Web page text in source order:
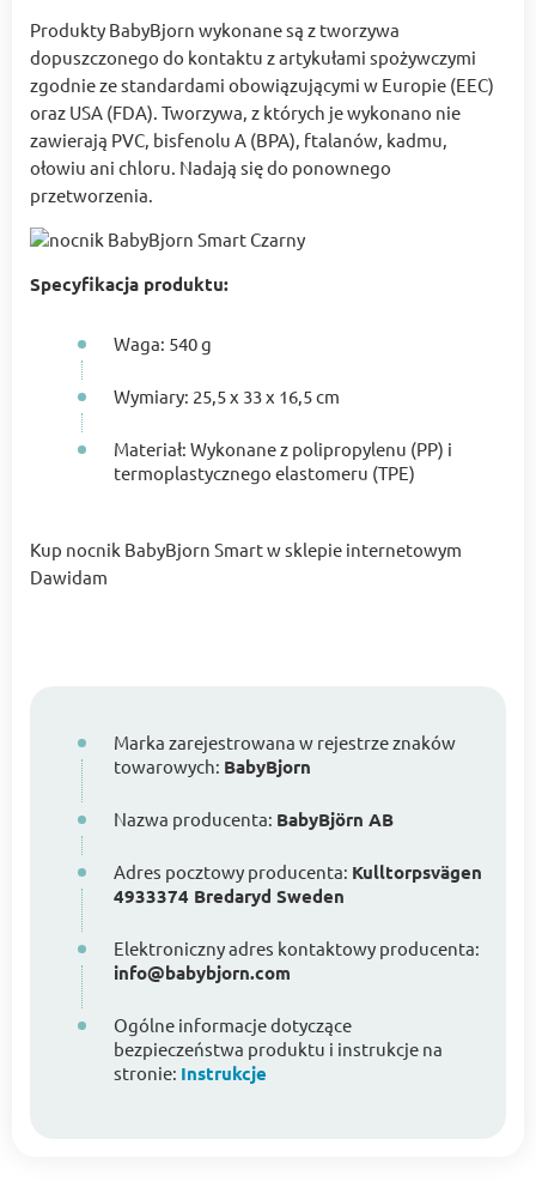
Produkty BabyBjorn wykonane są z tworzywa
dopuszczonego do kontaktu z artykułami spożywczymi
zgodnie ze standardami obowiązującymi w Europie (EEC)
oraz USA (FDA). Tworzywa, z których je wykonano nie
zawierają PVC, bisfenolu A (BPA), ftalanów, kadmu,
ołowiu ani chloru. Nadają się do ponownego
przetworzenia.
Specyfikacja produktu:
Waga: 540 g
Wymiary: 25,5 x 33 x 16,5 cm
Materiał: Wykonane z polipropylenu (PP) i
termoplastycznego elastomeru (TPE)
Kup nocnik BabyBjorn Smart w sklepie internetowym
Dawidam
Marka zarejestrowana w rejestrze znaków
towarowych: BabyBjorn
Nazwa producenta: BabyBjörn AB
Adres pocztowy producenta: Kulltorpsvägen
4933374 Bredaryd Sweden
Elektroniczny adres kontaktowy producenta:
info@babybjorn.com
Ogólne informacje dotyczące
bezpieczeństwa produktu i instrukcje na
stronie: Instrukcje